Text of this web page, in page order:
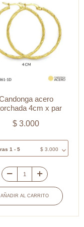
Niquelado
4.5cm
Xpar
cantidad
acero
4cm x par
$ 3.000
1 - 5 $3.000
Candonga
acero
entorchada
4cm
AÑADIR AL CARRITO